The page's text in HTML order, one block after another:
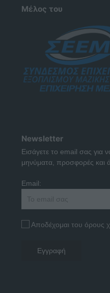
Μέλος του
Newsletter
Εισάγετε το email σας για
μηνύματα, προσφορές και
Email:
Αποδέχομαι του όρους